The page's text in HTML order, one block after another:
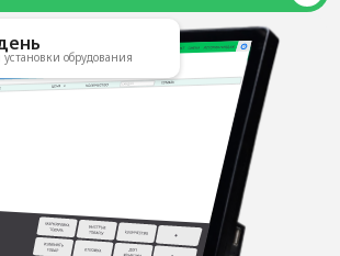
установки обрудования